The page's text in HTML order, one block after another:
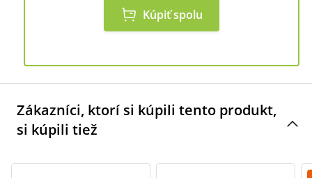
Kúpiť spolu
Zákazníci, ktorí si kúpili tento produkt,
si kúpili tiež